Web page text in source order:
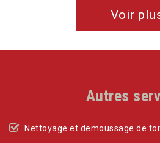
Voir
Autres
Nettoyage et demoussage de